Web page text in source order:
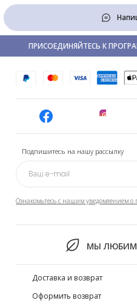
Подпишитесь на нашу рассылку
Ознакомьтесь с нашим уведомлением о
МЫ ЛЮБИМ
ПРИСОЕДИНЯЙТЕСЬ К
Доставка и возврат
Оформить возврат